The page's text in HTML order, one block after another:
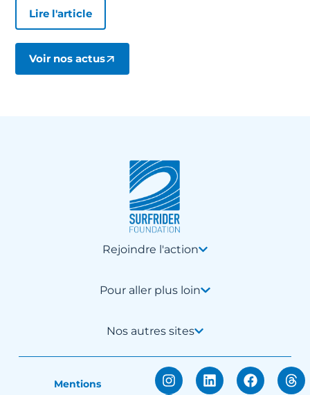
Lire l'article
Voir nos actus
Rejoindre l'action
Pour aller plus loin
Nos autres sites
Mentions